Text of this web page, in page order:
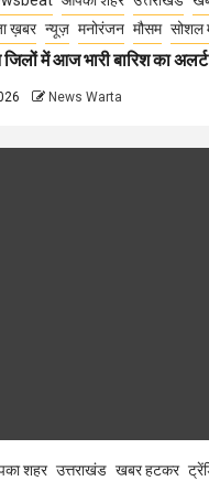
ख़बर न्यूज़ मनोरंजन मौसम सोशल
में आज भारी बारिश का
News Warta
शहर उत्तराखंड खबर हटकर